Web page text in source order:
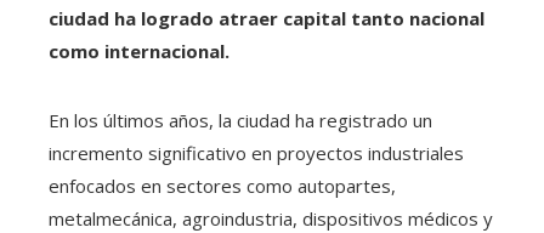
ciudad ha logrado atraer capital tanto nacional
como internacional.
En los últimos años, la ciudad ha registrado un
incremento significativo en proyectos industriales
enfocados en sectores como autopartes,
metalmecánica, agroindustria, dispositivos médicos y